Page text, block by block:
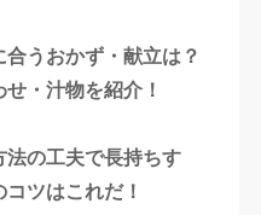
合うおかず・献立は？
・汁物を紹介！
法の工夫で長持ちす
ツはこれだ！